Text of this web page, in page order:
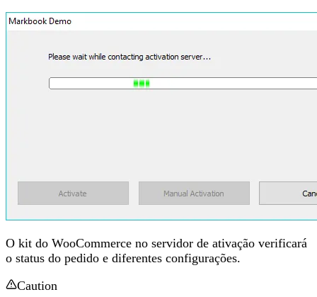
O kit do WooCommerce no servidor de ativação verificará
o status do pedido e diferentes configurações.
Caution